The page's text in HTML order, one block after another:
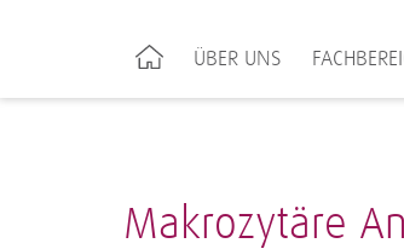
ÜBER UNS
Makrozytäre